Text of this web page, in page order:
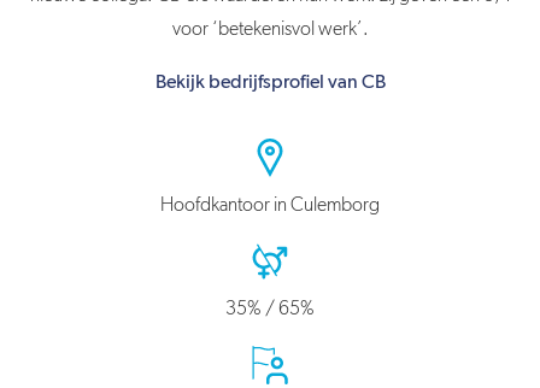
voor ‘betekenisvol werk’.
Bekijk bedrijfsprofiel van CB
Hoofdkantoor in Culemborg
35% / 65%